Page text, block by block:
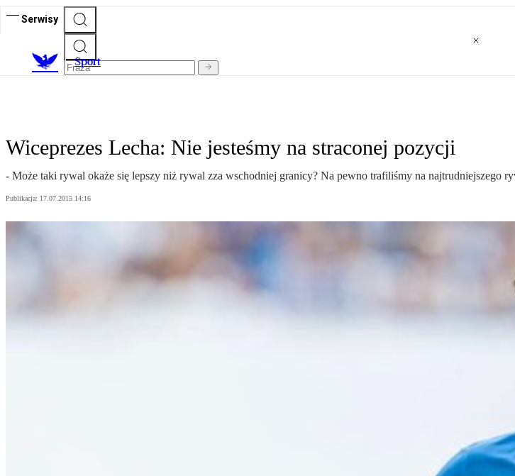
Serwisy
Sport
Wiceprezes Lecha: Nie jesteśmy na straconej pozycji
- Może taki rywal okaże się lepszy niż rywal zza wschodniej granicy? Na pewno trafiliśmy na najtrudniejszego
Publikacja: 17.07.2015 14:16